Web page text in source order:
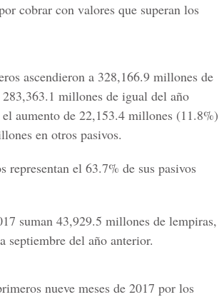
cobrar con valores que superan los
ascendieron a 328,166.9 millones de
millones de igual del año
aumento de 22,153.4 millones (11.8%)
en otros pasivos.
representan el 63.7% de sus pasivos
suman 43,929.5 millones de lempiras,
septiembre del año anterior.
nueve meses de 2017 por los